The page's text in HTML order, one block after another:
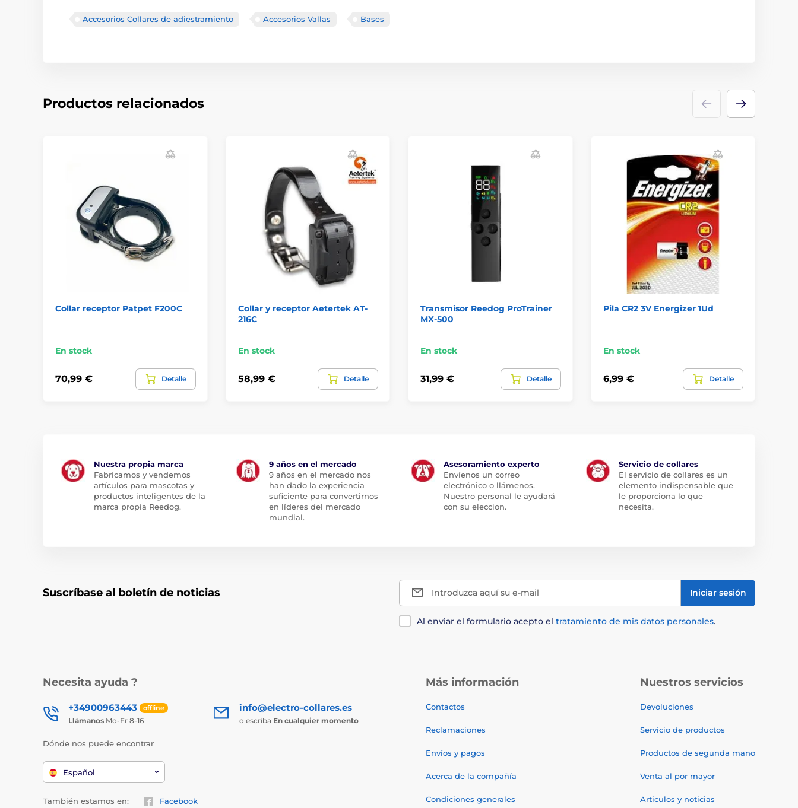
Accesorios Collares de adiestramiento Accesorios Vallas Bases
Productos relacionados
Collar receptor Patpet F200C
En stock
70,99 € Detalle
Collar y receptor Aetertek AT-
216C
En stock
58,99 € Detalle
Transmisor Reedog ProTrainer
MX-500
En stock
31,99 € Detalle
Pila CR2 3V Energizer 1Ud
En stock
6,99 € Detalle
Nuestra propia marca
Fabricamos y vendemos
artículos para mascotas y
productos inteligentes de la
marca propia Reedog.
9 años en el mercado
9 años en el mercado nos
han dado la experiencia
suficiente para convertirnos
en líderes del mercado
mundial.
Asesoramiento experto
Envíenos un correo
electrónico o llámenos.
Nuestro personal le ayudará
con su eleccion.
Servicio de collares
El servicio de collares es un
elemento indispensable que
le proporciona lo que
necesita.
Suscríbase al boletín de noticias Introduzca aquí su e-mail Iniciar sesión
Al enviar el formulario acepto el tratamiento de mis datos personales.
Necesita ayuda ?
+34900963443 offline
Llámanos Mo-Fr 8-16
info@electro-collares.es
o escriba En cualquier momento
Dónde nos puede encontrar
Español
También estamos en: Facebook
Más información
Contactos
Reclamaciones
Envíos y pagos
Acerca de la compañía
Condiciones generales
Nuestros servicios
Devoluciones
Servicio de productos
Productos de segunda mano
Venta al por mayor
Artículos y noticias